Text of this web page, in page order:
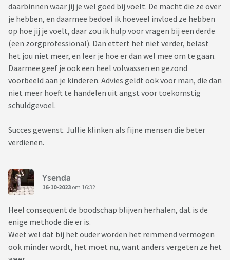
daarbinnen waar jij je wel goed bij voelt. De macht die ze over
je hebben, en daarmee bedoel ik hoeveel invloed ze hebben
op hoe jij je voelt, daar zou ik hulp voor vragen bij een derde
(een zorgprofessional). Dan ettert het niet verder, belast
het jou niet meer, en leer je hoe er dan wel mee om te gaan.
Daarmee geef je ook een heel volwassen en gezond
voorbeeld aan je kinderen. Advies geldt ook voor man, die dan
niet meer hoeft te handelen uit angst voor toekomstig
schuldgevoel.
Succes gewenst. Jullie klinken als fijne mensen die beter
verdienen.
Ysenda
16-10-2023 om 16:32
Heel consequent de boodschap blijven herhalen, dat is de
enige methode die er is.
Weet wel dat bij het ouder worden het remmend vermogen
ook minder wordt, het moet nu, want anders vergeten ze het